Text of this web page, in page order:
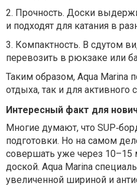
2. Прочность. Доски
и подходят для катания в
3. Компактность. В сдутом
перевозить в рюкзаке или
Таким образом, Aqua Marina
отдыха, так и для активного
Интересный факт для
Многие думают, что
подготовки. Но на самом
совершать уже через 10–15
доской. Aqua Marina
увеличенной шириной и